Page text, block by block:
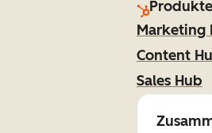
Produkte
Marketing
Content
Sales Hub